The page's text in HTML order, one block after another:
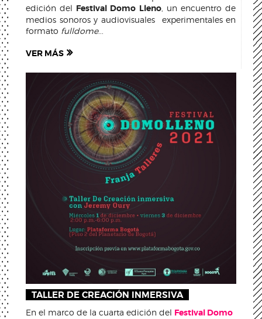
edición del Festival Domo Lleno, un encuentro de
medios sonoros y audiovisuales experimentales en
formato fulldome...
VER MÁS
TALLER DE CREACIÓN INMERSIVA
En el marco de la cuarta edición del Festival Domo